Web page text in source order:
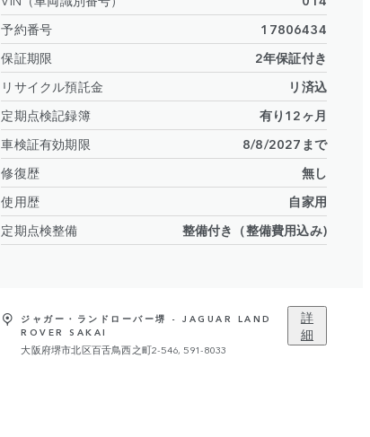
予約番号
17806434
保証期限
2年保証付き
リサイクル預託金
リ済込
定期点検記録簿
有り12ヶ月
車検証有効期限
8/8/2027まで
修復歴
無し
使用歴
自家用
定期点検整備
整備付き（整備費用込み)
ジャガー・ランドローバー堺 - JAGUAR LAND
ROVER SAKAI
大阪府堺市北区百舌鳥西之町2-546, 591-8033
詳
細